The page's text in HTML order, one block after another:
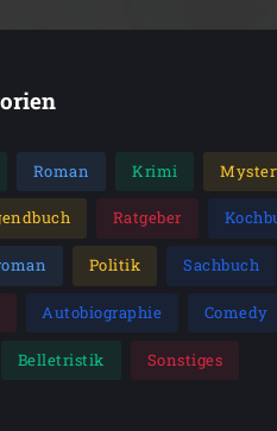
Roman Krimi
Ratgeber
Politik Sachbuch
Autobiographie Comedy
Belletristik Sonstiges